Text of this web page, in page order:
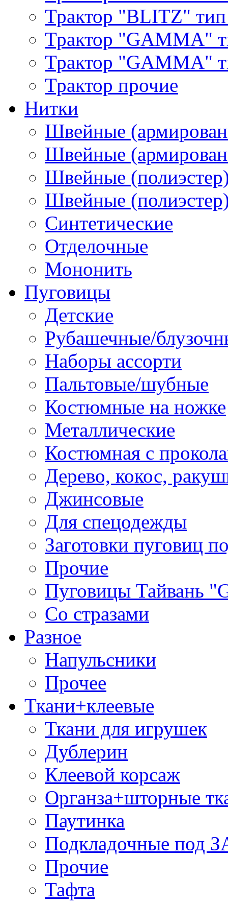
Трактор "BLITZ"
Трактор "GAMMA"
Трактор "GAMMA"
Трактор прочие
Нитки
Швейные
Швейные
Швейные
Швейные
Синтетические
Отделочные
Мононить
Пуговицы
Детские
Рубашечные/
Наборы ассорти
Пальтовые/шубные
Костюмные на ножке
Металлические
Костюмная с
Дерево, кокос,
Джинсовые
Для спецодежды
Заготовки пуговиц
Прочие
Пуговицы Тайвань
Со стразами
Разное
Напульсники
Прочее
Ткани+клеевые
Ткани для игрушек
Дублерин
Клеевой корсаж
Органза+шторные
Паутинка
Подкладочные под
Прочие
Тафта